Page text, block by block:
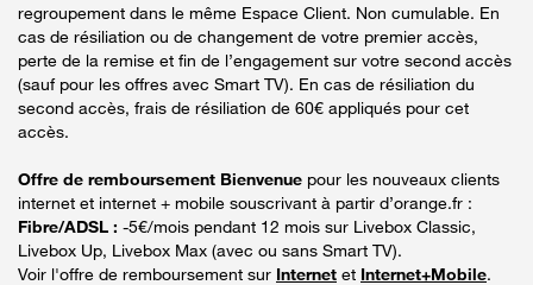
regroupement dans le même Espace Client. Non cumulable. En
cas de résiliation ou de changement de votre premier accès,
perte de la remise et fin de l’engagement sur votre second accès
(sauf pour les offres avec Smart TV). En cas de résiliation du
second accès, frais de résiliation de 60€ appliqués pour cet
accès.
Offre de remboursement Bienvenue pour les nouveaux clients
internet et internet + mobile souscrivant à partir d’orange.fr :
Fibre/ADSL : -5€/mois pendant 12 mois sur Livebox Classic,
Livebox Up, Livebox Max (avec ou sans Smart TV).
Voir l'offre de remboursement sur Internet et Internet+Mobile.